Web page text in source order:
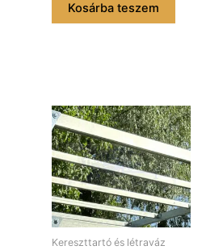
Kosárba teszem
Kereszttartó és létraváz